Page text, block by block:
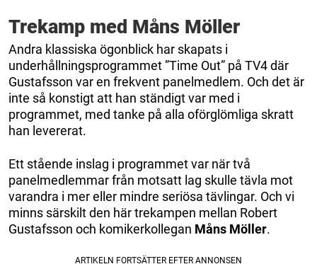
Trekamp med Måns Möller
Andra klassiska ögonblick har skapats i
underhållningsprogrammet ”Time Out” på TV4 där
Gustafsson var en frekvent panelmedlem. Och det är
inte så konstigt att han ständigt var med i
programmet, med tanke på alla oförglömliga skratt
han levererat.
Ett stående inslag i programmet var när två
panelmedlemmar från motsatt lag skulle tävla mot
varandra i mer eller mindre seriösa tävlingar. Och vi
minns särskilt den här trekampen mellan Robert
Gustafsson och komikerkollegan Måns Möller.